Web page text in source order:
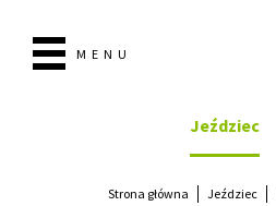
MENU
Jeździec
Strona główna Jeździec